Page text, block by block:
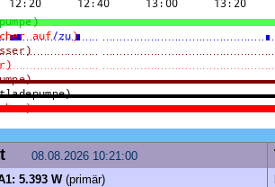
08.08.2026 10:21:00
5.393 W (primär)